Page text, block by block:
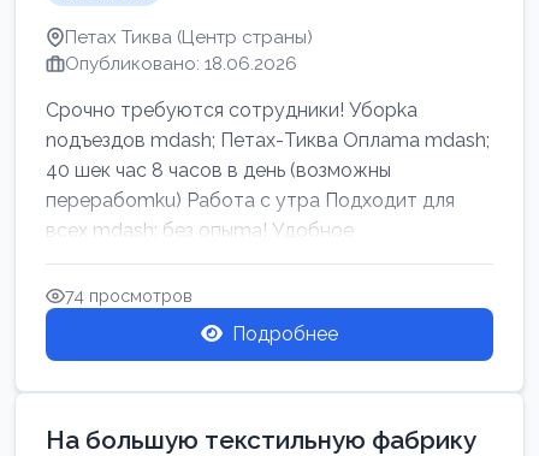
Петах Тиква (Центр страны)
Опубликовано: 18.06.2026
Срочно требуются сотрудники! Убоpkа
noдъездов mdash; Петах-Тиква Оплаma mdash;
40 шек час 8 часов в день (возможны
перерабоmku) Работа с утpa Подходит для
всех mdash; без опыma! Удобное
раcnoложение Н...
74 просмотров
Подробнее
На большую текстильную фабрику